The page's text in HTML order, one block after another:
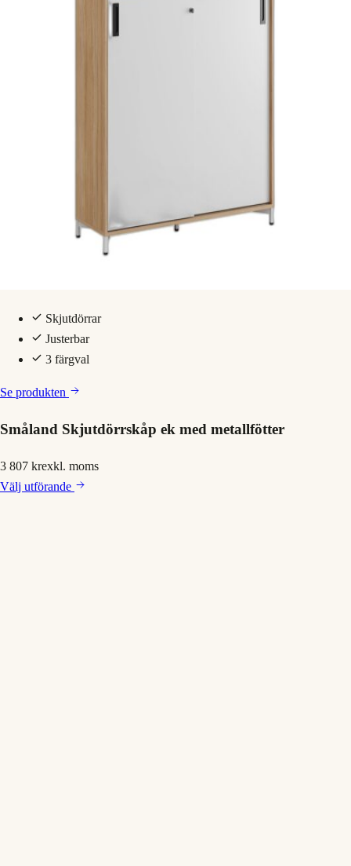
Skjutdörrar
Justerbar
3 färgval
Se produkten
Småland Skjutdörrskåp ek med metallfötter
3 807 krexkl. moms
Välj utförande